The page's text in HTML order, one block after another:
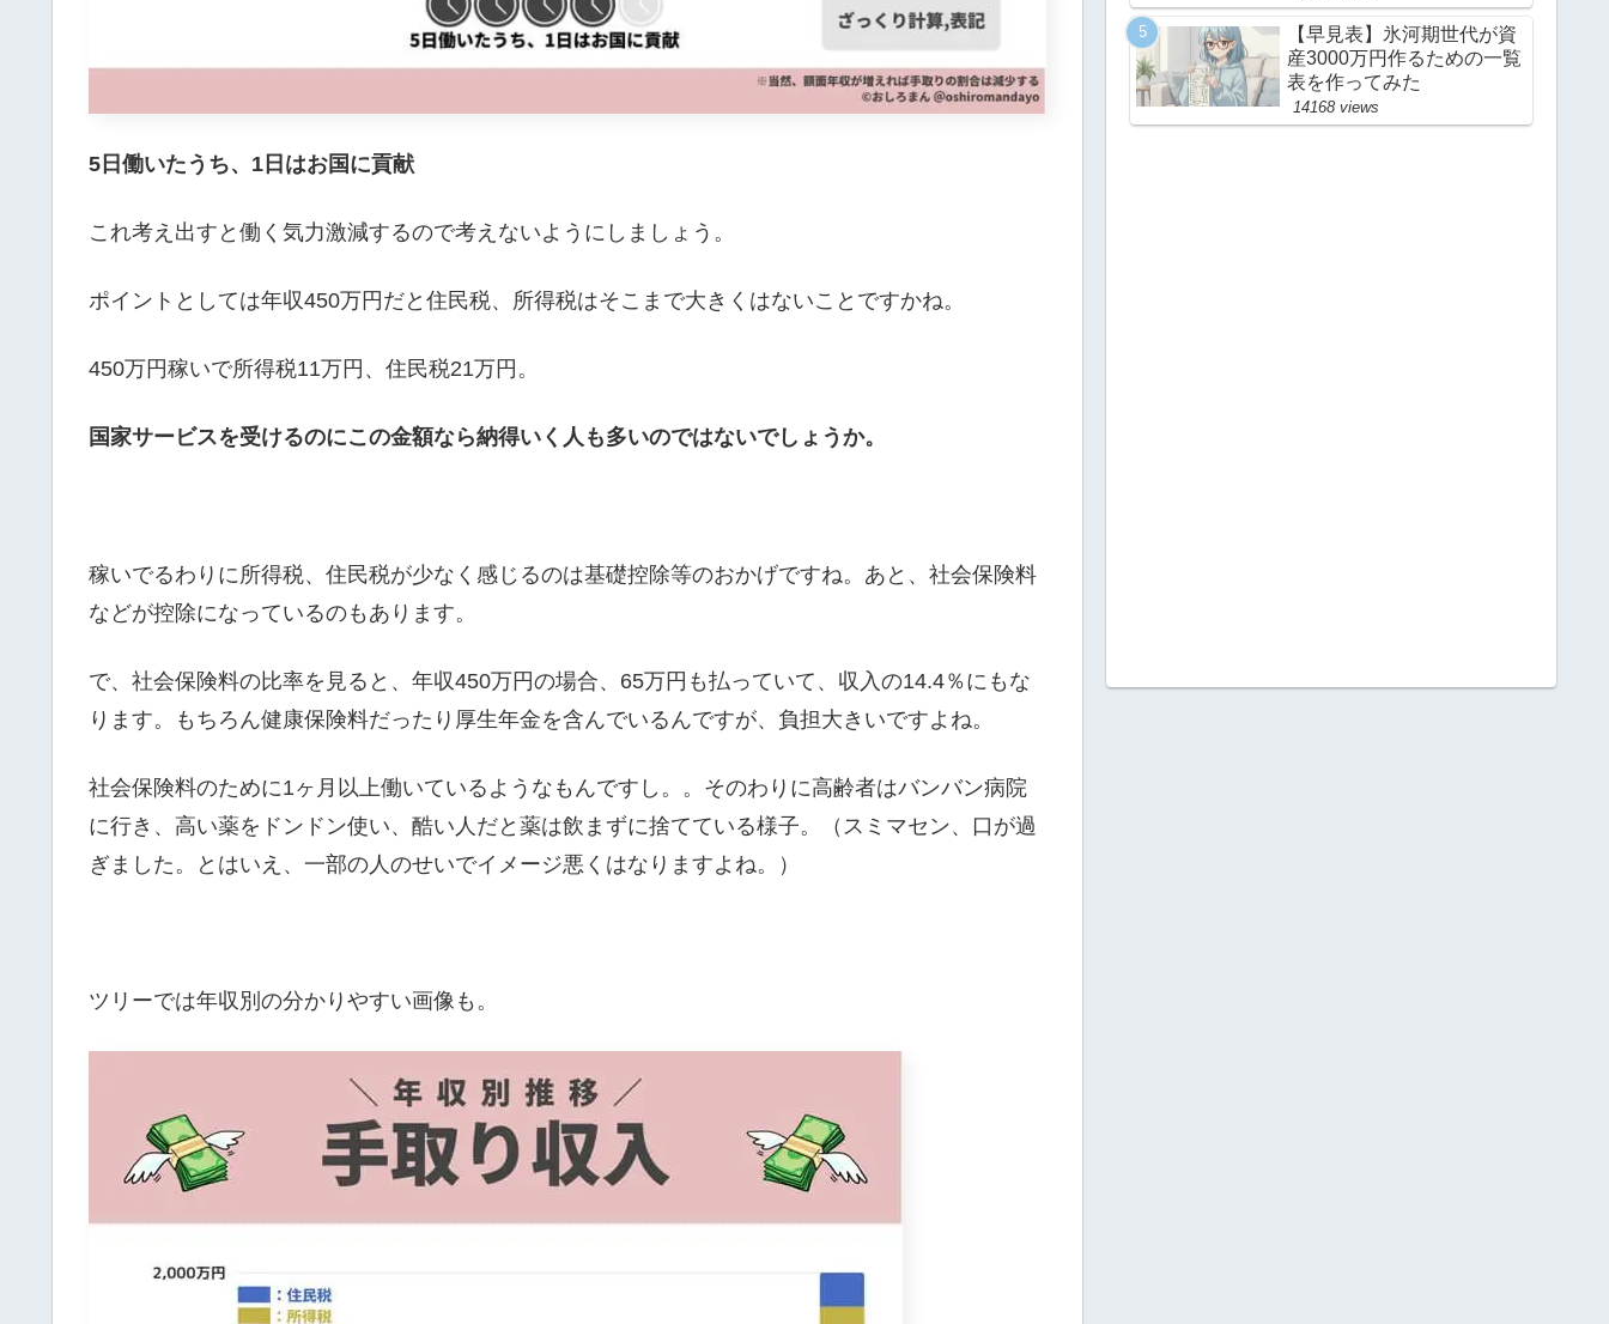
5日働いたうち、1日はお国に貢献
これ考え出すと働く気力激減するので考えないようにしましょう。
ポイントとしては年収450万円だと住民税、所得税はそこまで大きくはないことですかね。
450万円稼いで所得税11万円、住民税21万円。
国家サービスを受けるのにこの金額なら納得いく人も多いのではないでしょうか。
稼いでるわりに所得税、住民税が少なく感じるのは基礎控除等のおかげですね。あと、社会保険料
などが控除になっているのもあります。
で、社会保険料の比率を見ると、年収450万円の場合、65万円も払っていて、収入の14.4％にもな
ります。もちろん健康保険料だったり厚生年金を含んでいるんですが、負担大きいですよね。
社会保険料のために1ヶ月以上働いているようなもんですし。。そのわりに高齢者はバンバン病院
に行き、高い薬をドンドン使い、酷い人だと薬は飲まずに捨てている様子。（スミマセン、口が過
ぎました。とはいえ、一部の人のせいでイメージ悪くはなりますよね。）
ツリーでは年収別の分かりやすい画像も。
【早見表】氷河期世代が資
産3000万円作るための一覧
表を作ってみた
14168 views